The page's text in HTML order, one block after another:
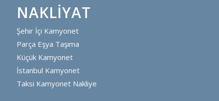
NAKLIYAT
Şehir İçi Kamyonet
Parça Eşya Taşıma
Küçük Kamyonet
İstanbul Kamyonet
Taksi Kamyonet Nakliye